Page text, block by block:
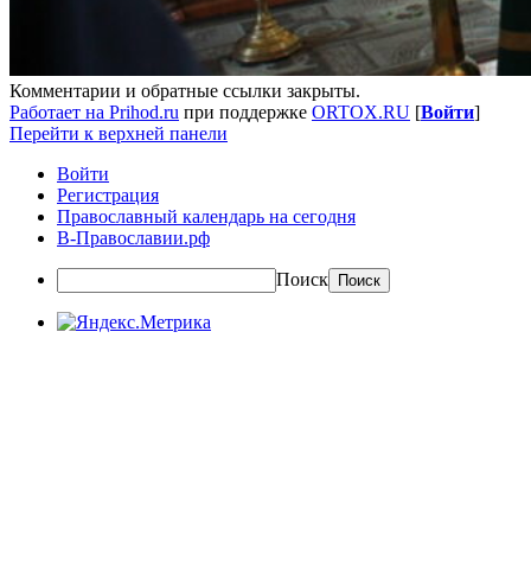
Комментарии и обратные ссылки закрыты.
Работает на Prihod.ru при поддержке ORTOX.RU [Войти]
Перейти к верхней панели
Войти
Регистрация
Православный календарь на сегодня
В-Православии.рф
Поиск